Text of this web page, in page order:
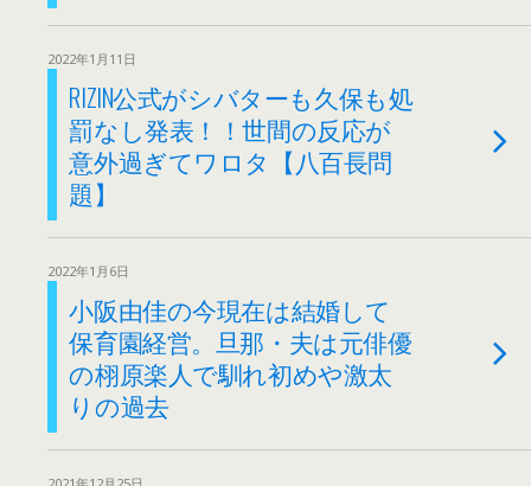
2022年1月11日
RIZIN公式がシバターも久保も処
罰なし発表！！世間の反応が
意外過ぎてワロタ【八百長問
題】
2022年1月6日
小阪由佳の今現在は結婚して
保育園経営。旦那・夫は元俳優
の栩原楽人で馴れ初めや激太
りの過去